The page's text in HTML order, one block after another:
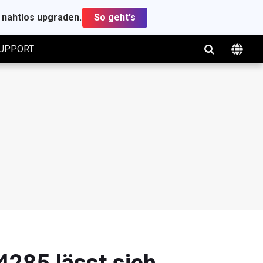
upgraden. So geht's